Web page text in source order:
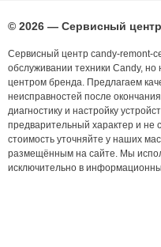
© 2026 — Сервисный
Сервисный центр candy-remont-
обслуживании техники Candy,
центром бренда. Предлагаем
неисправностей после
диагностику и настройку
предварительный характер и
стоимость уточняйте у наших
размещённым на сайте. Мы
исключительно в